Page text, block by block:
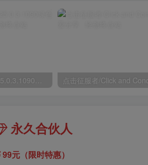
点击征服者/Click and
永久合伙人
99元（限时特惠）